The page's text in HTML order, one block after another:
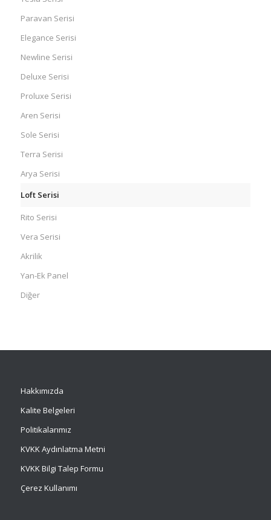
Paravan Serisi
Elegance Serisi
Newline Serisi
Deluxe Serisi
Proluxe Serisi
Aren Serisi
Sole Serisi
Terra Serisi
Arya Serisi
Loft Serisi
Rito Serisi
Vera Serisi
Akrilik
Yan-Ek Panel
Diğer
Hakkımızda
Kalite Belgeleri
Politikalarımız
KVKK Aydınlatma Metni
KVKK Bilgi Talep Formu
Çerez Kullanımı